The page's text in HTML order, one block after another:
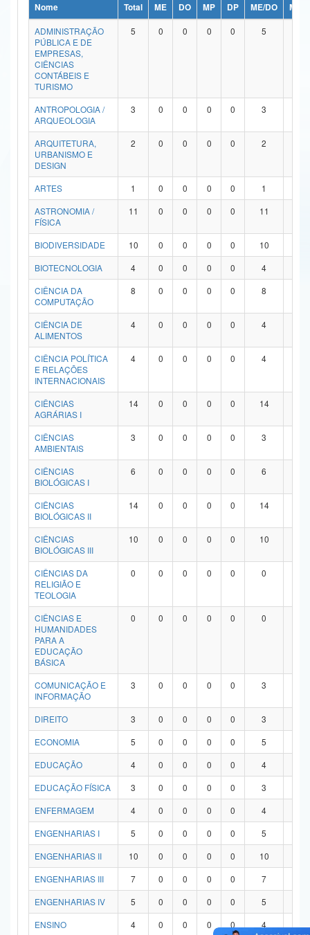
Ministério da Ciência, Tecnologia, Inovações e Comunicações
Ministério do Meio Ambiente
Ministério do Turismo
Ministério do Desenvolvimento Regional
Controladoria-Geral da União
Ministério da Mulher, da Família e dos Direitos Humanos
Secretaria de Governo
Advocacia-Geral da União
Banco Central do Brasil
Nome Total ME DO MP DP ME/DO
MP/
ADMINISTRAÇÃO
PÚBLICA E DE
EMPRESAS,
CIÊNCIAS
CONTÁBEIS E
TURISMO
5 0 0 0 0 5
ANTROPOLOGIA /
ARQUEOLOGIA
3 0 0 0 0 3
ARQUITETURA,
URBANISMO E
DESIGN
2 0 0 0 0 2
ARTES 1 0 0 0 0 1
ASTRONOMIA /
FÍSICA
11 0 0 0 0 11
BIODIVERSIDADE 10 0 0 0 0 10
BIOTECNOLOGIA
4 0 0 0 0 4
CIÊNCIA DA
COMPUTAÇÃO
8 0 0 0 0 8
CIÊNCIA DE
ALIMENTOS
4 0 0 0 0 4
CIÊNCIA POLÍTICA
E RELAÇÕES
INTERNACIONAIS
4 0 0 0 0 4
CIÊNCIAS
AGRÁRIAS I
14 0 0 0 0 14
CIÊNCIAS
AMBIENTAIS
3 0 0 0 0 3
CIÊNCIAS
BIOLÓGICAS I
6 0 0 0 0 6
CIÊNCIAS
BIOLÓGICAS II
14 0 0 0 0 14
CIÊNCIAS
BIOLÓGICAS III
10 0 0 0 0 10
CIÊNCIAS DA
RELIGIÃO E
TEOLOGIA
0 0 0 0 0 0
CIÊNCIAS E
HUMANIDADES
PARA A
EDUCAÇÃO
BÁSICA
0 0 0 0 0 0
COMUNICAÇÃO E
INFORMAÇÃO
3 0 0 0 0 3
DIREITO 3 0 0 0 0 3
ECONOMIA
5 0 0 0 0 5
EDUCAÇÃO
4 0 0 0 0 4
EDUCAÇÃO FÍSICA
3 0 0 0 0 3
ENFERMAGEM
4 0 0 0 0 4
ENGENHARIAS I
5 0 0 0 0 5
ENGENHARIAS II
10 0 0 0 0 10
ENGENHARIAS III
7 0 0 0 0 7
ENGENHARIAS IV
5 0 0 0 0 5
ENSINO
4 0 0 0 0 4